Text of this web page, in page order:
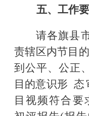
五、工作
请各旗县
责辖区内节目
到公平、公正
目的意识形 态
目视频符合要